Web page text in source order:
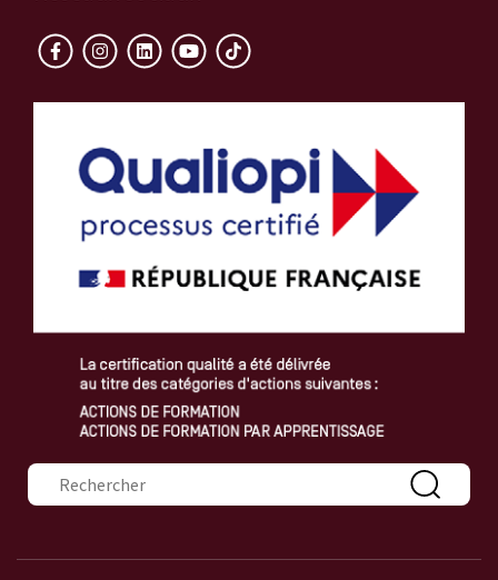
Formulaire de recherche